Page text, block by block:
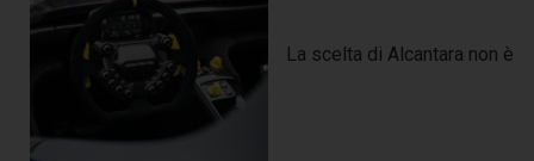
La scelta di Alcantara non è